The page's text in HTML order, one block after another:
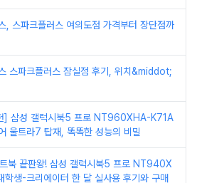
, 스파크플러스 여의도점 가격부터 장단점까
스파크플러스 잠실점 후기, 위치&middot;
] 삼성 갤럭시북5 프로 NT960XHA-K71A
울트라7 탑재, 똑똑한 성능의 비밀
북 끝판왕! 삼성 갤럭시북5 프로 NT940X
생-크리에이터 한 달 실사용 후기와 구매